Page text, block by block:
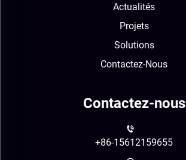
Actualités
Projets
Solutions
Contactez-Nous
Contactez-nous
+86-15612159655